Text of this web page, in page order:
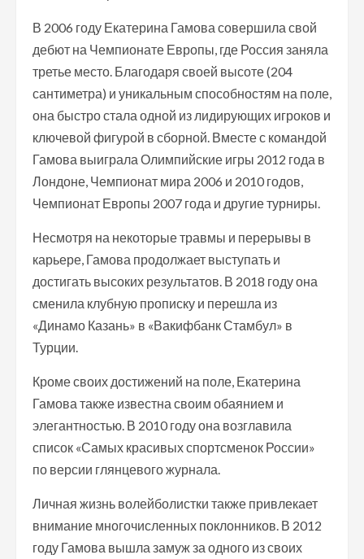
В 2006 году Екатерина Гамова совершила свой
дебют на Чемпионате Европы, где Россия заняла
третье место. Благодаря своей высоте (204
сантиметра) и уникальным способностям на поле,
она быстро стала одной из лидирующих игроков и
ключевой фигурой в сборной. Вместе с командой
Гамова выиграла Олимпийские игры 2012 года в
Лондоне, Чемпионат мира 2006 и 2010 годов,
Чемпионат Европы 2007 года и другие турниры.
Несмотря на некоторые травмы и перерывы в
карьере, Гамова продолжает выступать и
достигать высоких результатов. В 2018 году она
сменила клубную прописку и перешла из
«Динамо Казань» в «Вакифбанк Стамбул» в
Турции.
Кроме своих достижений на поле, Екатерина
Гамова также известна своим обаянием и
элегантностью. В 2010 году она возглавила
список «Самых красивых спортсменок России»
по версии глянцевого журнала.
Личная жизнь волейболистки также привлекает
внимание многочисленных поклонников. В 2012
году Гамова вышла замуж за одного из своих